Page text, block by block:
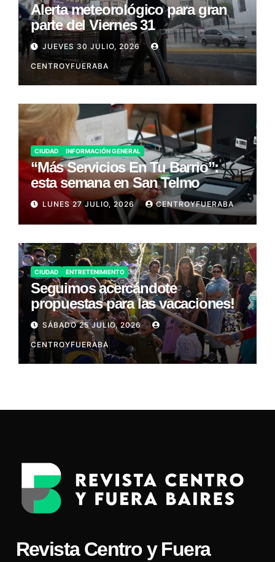
Alerta meteorológico para gran
parte del Viernes 31
JUEVES 30 JULIO, 2026
CENTROYFUERABA
CIUDAD INFORMACIÓN GENERAL
“Más Servicios En Tu Barrio”:
esta semana en San Telmo
LUNES 27 JULIO, 2026 CENTROYFUERABA
CIUDAD ENTRETENIMIENTO
Seguimos acercándote
propuestas para las vacaciones!
SÁBADO 25 JULIO, 2026
CENTROYFUERABA
Revista Centro y Fuera